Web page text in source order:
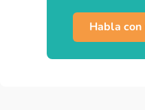
Habla